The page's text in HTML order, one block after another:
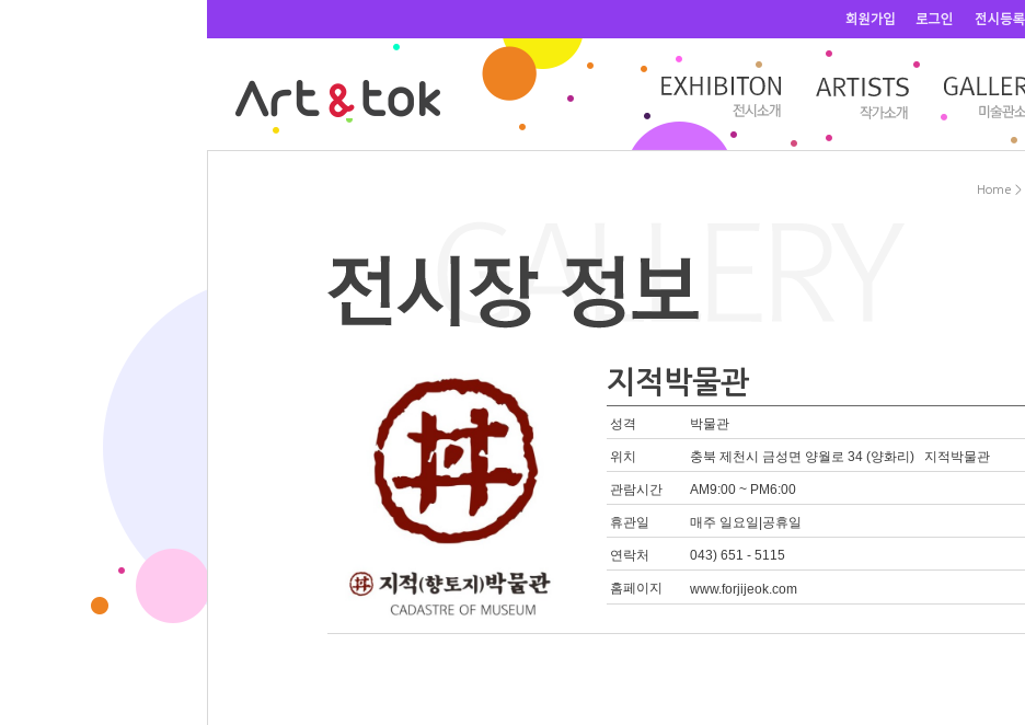
Home >
지적박물관
성격 박물관
위치 충북 제천시 금성면 양월로 34 (양화리) 지적박물관
관람시간 AM9:00 ~ PM6:00
휴관일 매주 일요일|공휴일
연락처 043) 651 - 5115
홈페이지 www.forjijeok.com